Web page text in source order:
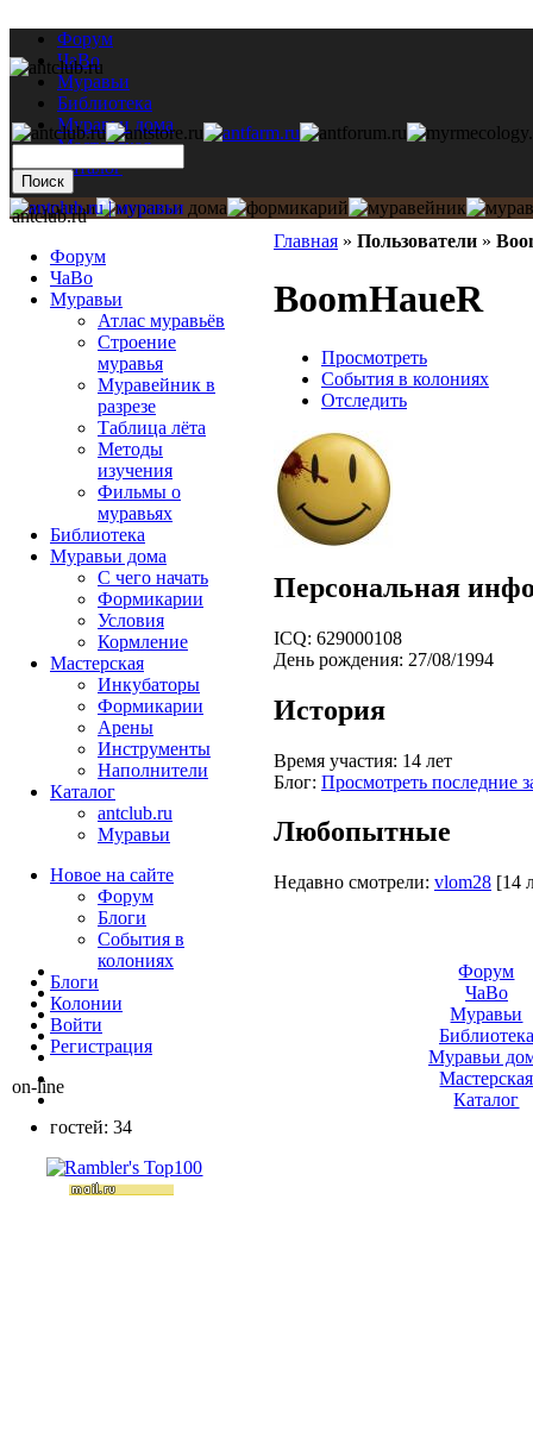
Форум
ЧаВо
Муравьи
Библиотека
Муравьи дома
Мастерская
Каталог
Главная » Пользователи »
BoomHaueR
Просмотреть
События в колониях
Отследить
Персональная
ICQ: 629000108
День рождения: 27/08/1994
История
Время участия: 14 лет
Блог: Просмотреть последние
Любопытные
Недавно смотрели: vlom28 [14
antclub.ru
Форум
ЧаВо
Муравьи
Атлас муравьёв
Строение
муравья
Муравейник в
разрезе
Таблица лёта
Методы
изучения
Фильмы о
муравьях
Библиотека
Муравьи дома
С чего начать
Формикарии
Условия
Кормление
Мастерская
Инкубаторы
Формикарии
Арены
Инструменты
Наполнители
Каталог
antclub.ru
Муравьи
Новое на сайте
Форум
Блоги
События в
колониях
Блоги
Колонии
Войти
Peгиcтpaция
on-line
гостей: 34
Форум
ЧаВо
Муравьи
Библиотека
Муравьи
Мастерская
Каталог